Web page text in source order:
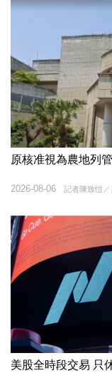
原核准視為農地列
記者陳致愷／
2026-08-06
美股全時段交易 只